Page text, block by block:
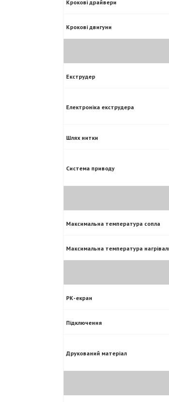
Крокові драйвери
Крокові двигуни
Екструдер
Електроніка екструдера
Шлях нитки
Система приводу
Максимальна температура сопла
Максимальна температура
РК-екран
Підключення
Друкований матеріал